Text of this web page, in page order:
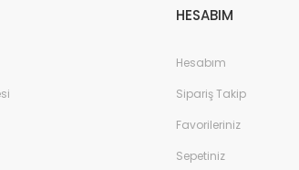
HESABIM
Hesabım
Sipariş Takip
Favorileriniz
Sepetiniz